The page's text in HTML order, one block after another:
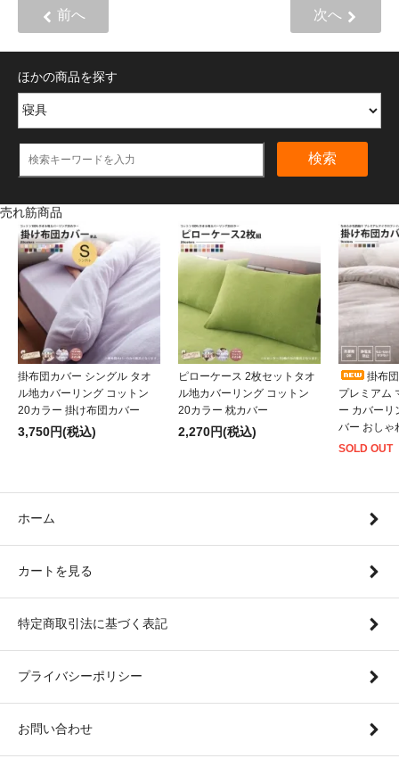
前へ 次へ
ほかの商品を探す
検索
売れ筋商品
掛布団カバー シングル タオ
ル地カバーリング コットン
20カラー 掛け布団カバー
3,750円(税込)
ピローケース 2枚セットタオ
ル地カバーリング コットン
20カラー 枕カバー
2,270円(税込)
掛布
プレミアム
ー カバーリ
バー おしゃ
SOLD OUT
ホーム
カートを見る
特定商取引法に基づく表記
プライバシーポリシー
お問い合わせ